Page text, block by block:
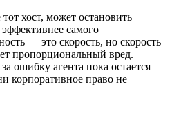
хост, может остановить
самого
— это скорость, но скорость
пропорциональный вред.
ошибку агента пока остается
корпоративное право не